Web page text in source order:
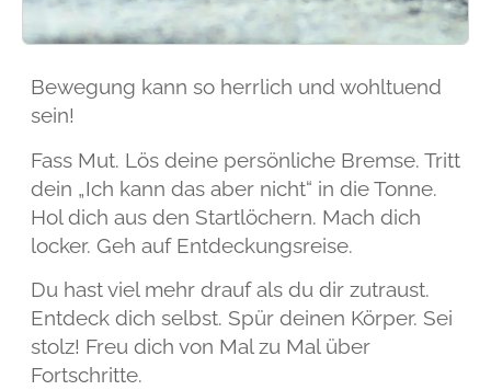
Bewegung kann so herrlich und wohltuend
sein!
Fass Mut. Lös deine persönliche Bremse. Tritt
dein „Ich kann das aber nicht“ in die Tonne.
Hol dich aus den Startlöchern. Mach dich
locker. Geh auf Entdeckungsreise.
Du hast viel mehr drauf als du dir zutraust.
Entdeck dich selbst. Spür deinen Körper. Sei
stolz! Freu dich von Mal zu Mal über
Fortschritte.